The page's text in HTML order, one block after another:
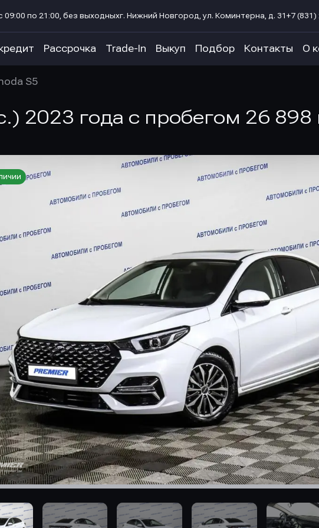
09:00 по 21:00, без выходныхг. Нижний Новгород, ул. Коминтерна, д. 31 +7
Рассрочка Trade-In Выкуп Подбор Контакты О
S5
2023 года с пробегом 26 898